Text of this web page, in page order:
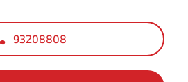
93208808